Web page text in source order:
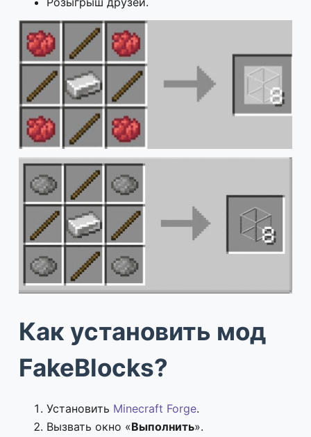
Как установить мод
FakeBlocks?
Установить Minecraft Forge.
Вызвать окно «Выполнить».